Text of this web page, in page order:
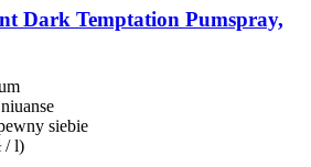
Dark Temptation Pumspray,
siebie
/ l)